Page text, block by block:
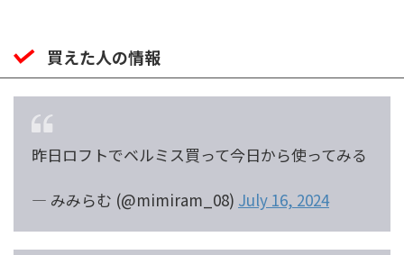
買えた人の情報
昨日ロフトでベルミス買って今日から使ってみる
— みみらむ (@mimiram_08) July 16, 2024